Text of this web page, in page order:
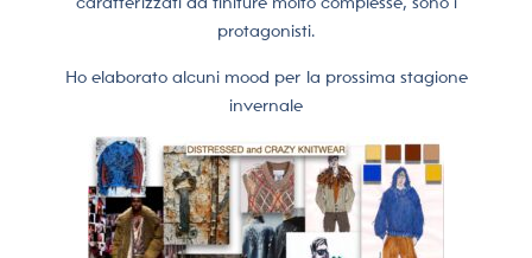
protagonisti.
Ho elaborato alcuni mood per la prossima stagione
invernale